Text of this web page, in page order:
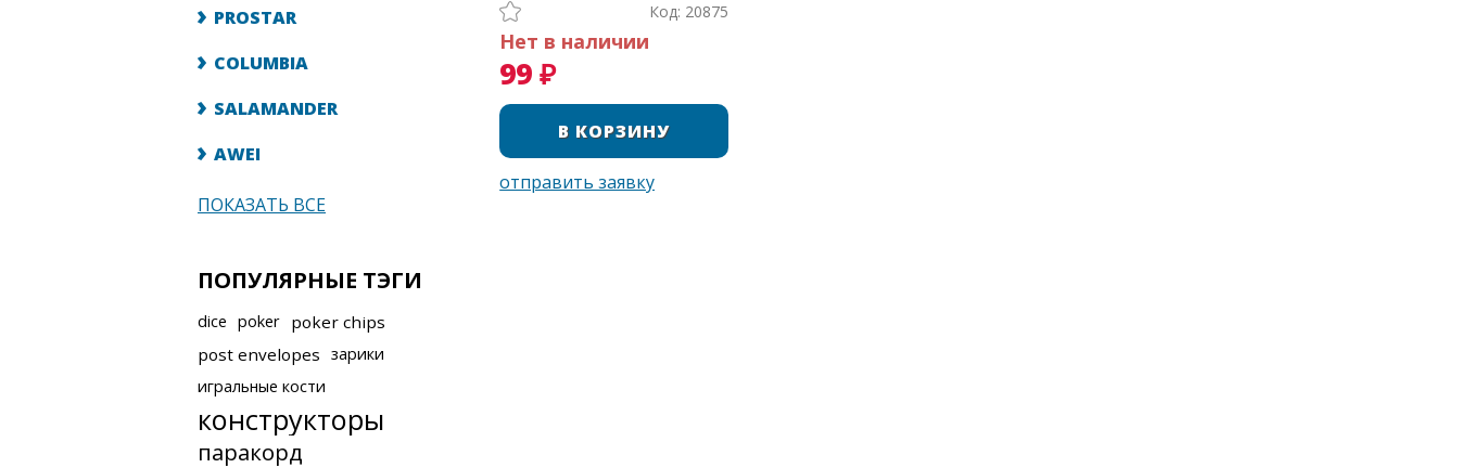
PROSTAR
COLUMBIA
SALAMANDER
AWEI
ПОКАЗАТЬ ВСЕ
ПОПУЛЯРНЫЕ ТЭГИ
dice poker poker chips
post envelopes зарики
игральные кости
конструкторы
паракорд
Код: 20875
Нет в наличии
99 ₽